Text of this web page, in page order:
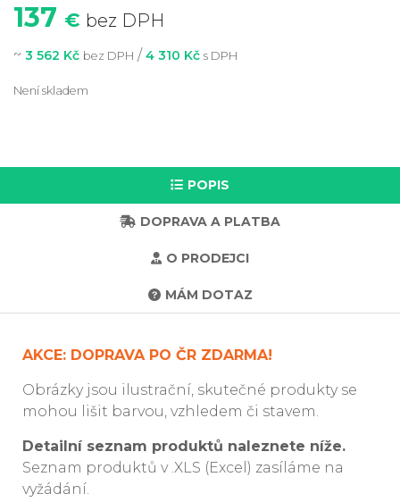
137 € bez DPH
~ 3 562 Kč bez DPH / 4 310 Kč s DPH
Není skladem
POPIS
DOPRAVA A PLATBA
O PRODEJCI
MÁM DOTAZ
AKCE: DOPRAVA PO ČR ZDARMA!
Obrázky jsou ilustrační, skutečné produkty se
mohou lišit barvou, vzhledem či stavem.
Detailní seznam produktů naleznete níže.
Seznam produktů v .XLS (Excel) zasíláme na
vyžádání.